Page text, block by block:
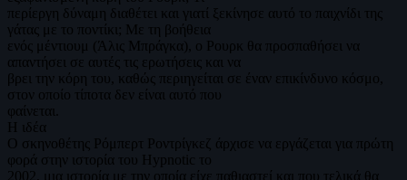
περίεργη δύναμη διαθέτει και γιατί ξεκίνησε αυτό το παιχνίδι της
γάτας με το ποντίκι; Με τη βοήθεια
ενός μέντιουμ (Άλις Μπράγκα), ο Ρουρκ θα προσπαθήσει να
απαντήσει σε αυτές τις ερωτήσεις και να
βρει την κόρη του, καθώς περιηγείται σε έναν επικίνδυνο κόσμο,
στον οποίο τίποτα δεν είναι αυτό που
φαίνεται.
Η ιδέα
Ο σκηνοθέτης Ρόμπερτ Ροντρίγκεζ άρχισε να εργάζεται για πρώτη
φορά στην ιστορία του Hypnotic το
2002, μια ιστορία με την οποία είχε παθιαστεί και που τελικά θα